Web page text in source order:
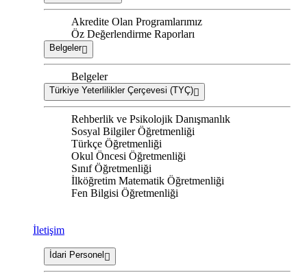
Akredite Olan Programlarımız
Öz Değerlendirme Raporları
Belgeler
Belgeler
Türkiye Yeterlilikler Çerçevesi (TYÇ)
Rehberlik ve Psikolojik Danışmanlık
Sosyal Bilgiler Öğretmenliği
Türkçe Öğretmenliği
Okul Öncesi Öğretmenliği
Sınıf Öğretmenliği
İlköğretim Matematik Öğretmenliği
Fen Bilgisi Öğretmenliği
İletişim
İdari Personel